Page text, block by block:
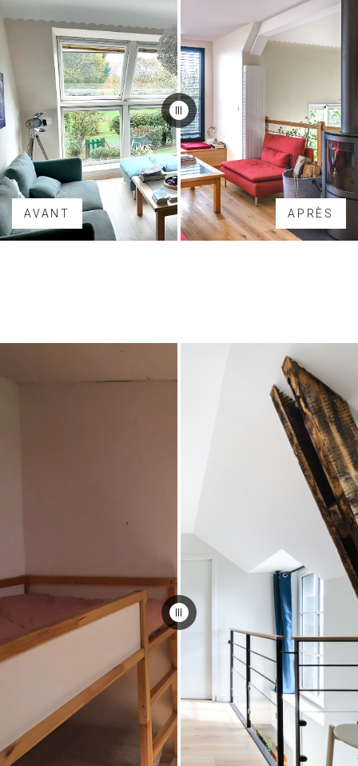
AVANT APRÈS